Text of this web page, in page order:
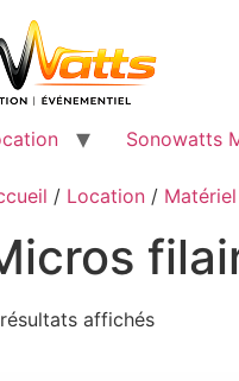
Sonowatts
/ Location /
affichésTrié